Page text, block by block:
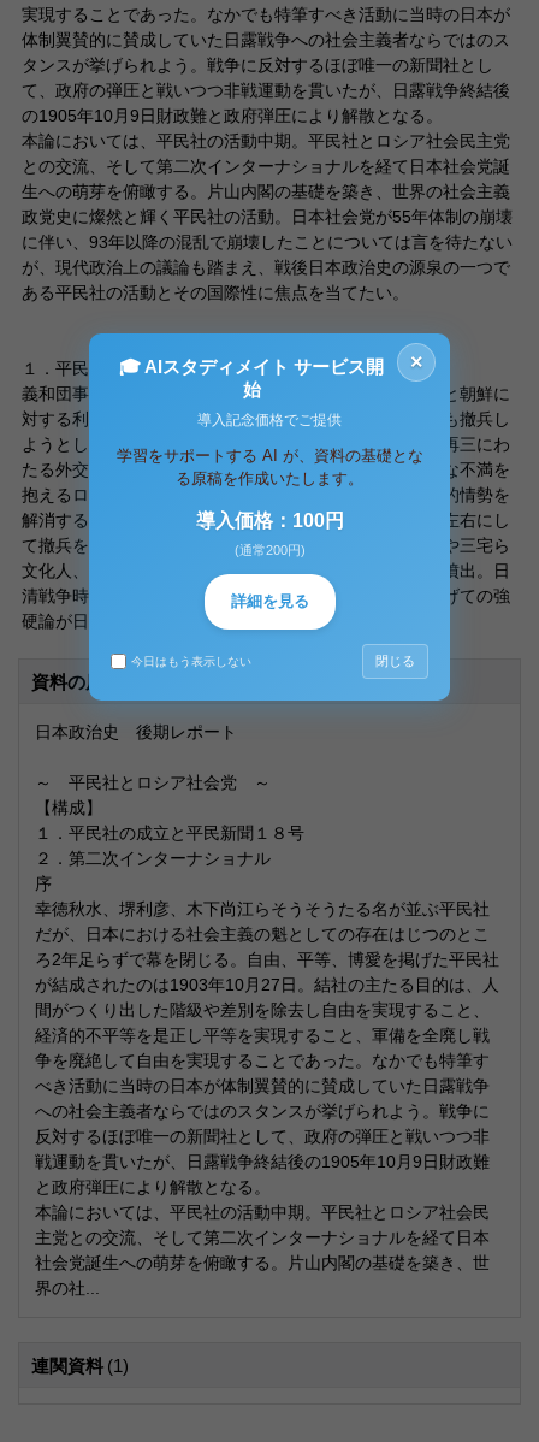
実現することであった。なかでも特筆すべき活動に当時の日本が
体制翼賛的に賛成していた日露戦争への社会主義者ならではのス
タンスが挙げられよう。戦争に反対するほぼ唯一の新聞社とし
て、政府の弾圧と戦いつつ非戦運動を貫いたが、日露戦争終結後
の1905年10月9日財政難と政府弾圧により解散となる。
本論においては、平民社の活動中期。平民社とロシア社会民主党
との交流、そして第二次インターナショナルを経て日本社会党誕
生への萌芽を俯瞰する。片山内閣の基礎を築き、世界の社会主義
政党史に燦然と輝く平民社の活動。日本社会党が55年体制の崩壊
に伴い、93年以降の混乱で崩壊したことについては言を待たない
が、現代政治上の議論も踏まえ、戦後日本政治史の源泉の一つで
ある平民社の活動とその国際性に焦点を当てたい。
１．平民社の成立と平民新聞１８号
義和団事件をきっかけとした列強の清国出兵を期に、清と朝鮮に
対する利権争いがロシアと日本の間で激化。事件鎮圧後も撤兵し
ようとしないロシアに対し、危機感を強める帝国政府は再三にわ
たる外交交渉を行っていた。しかし、内政に国民の大きな不満を
抱えるロシアは、食糧難や階級闘争といった焦眉の革命的情勢を
解消するために外国との戦争機会を熱望しており、言を左右にし
て撤兵を実行しようとはしなかった。ここにいたり徳富や三宅ら
文化人、新聞社を主体とし、対露弱腰外交批判が一斉に噴出。日
清戦争時の三国干渉による雪辱を果たすべきと、民間挙げての強
硬論が日本国内を席捲していったのである。
資料の原本内容
日本政治史 後期レポート
～ 平民社とロシア社会党 ～
【構成】
１．平民社の成立と平民新聞１８号
２．第二次インターナショナル
序
幸徳秋水、堺利彦、木下尚江らそうそうたる名が並ぶ平民社
だが、日本における社会主義の魁としての存在はじつのとこ
ろ2年足らずで幕を閉じる。自由、平等、博愛を掲げた平民社
が結成されたのは1903年10月27日。結社の主たる目的は、人
間がつくり出した階級や差別を除去し自由を実現すること、
経済的不平等を是正し平等を実現すること、軍備を全廃し戦
争を廃絶して自由を実現することであった。なかでも特筆す
べき活動に当時の日本が体制翼賛的に賛成していた日露戦争
への社会主義者ならではのスタンスが挙げられよう。戦争に
反対するほぼ唯一の新聞社として、政府の弾圧と戦いつつ非
戦運動を貫いたが、日露戦争終結後の1905年10月9日財政難
と政府弾圧により解散となる。
本論においては、平民社の活動中期。平民社とロシア社会民
主党との交流、そして第二次インターナショナルを経て日本
社会党誕生への萌芽を俯瞰する。片山内閣の基礎を築き、世
界の社...
連関資料 (1)
×
🎓 AIスタディメイト サービス開
始
導入記念価格でご提供
学習をサポートする AI が、資料の基礎とな
る原稿を作成いたします。
導入価格：100円
(通常200円)
詳細を見る
今日はもう表示しない 閉じる